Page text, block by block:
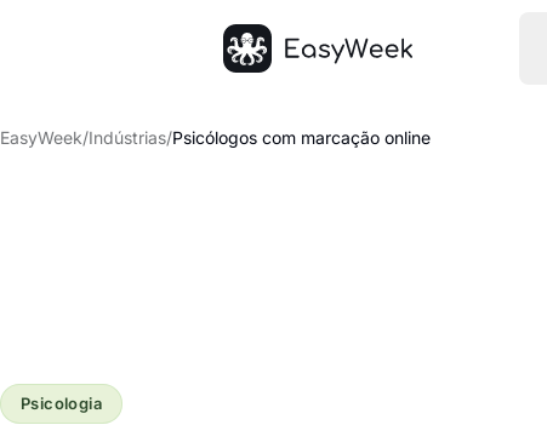
EasyWeek/Indústrias/Psicólogos com marcação online
Psicologia